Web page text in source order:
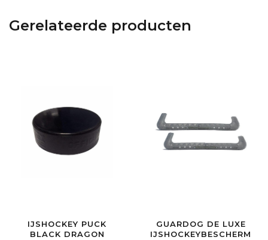
Gerelateerde producten
IJSHOCKEY PUCK
BLACK DRAGON
GUARDOG DE LUXE
IJSHOCKEYBESCHERMERS